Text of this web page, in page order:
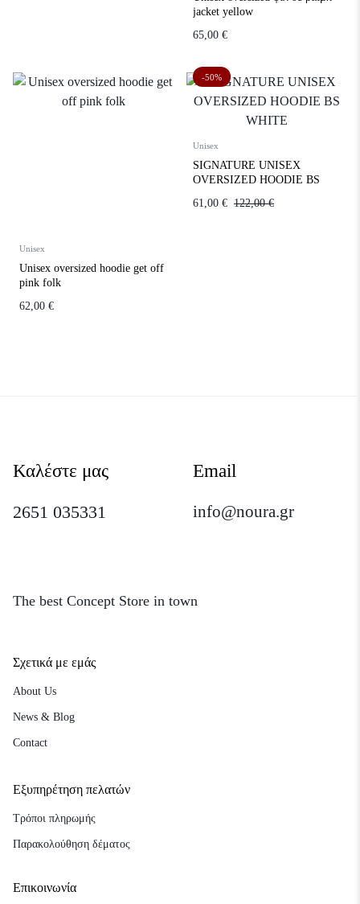
jacket yellow
65,00 €
Unisex
Unisex oversized hoodie get off
pink folk
62,00 €
-50%
Unisex
SIGNATURE UNISEX
OVERSIZED HOODIE BS
122,00€
61,00 €
Καλέστε μας
2651 035331
Email
info@noura.gr
The best Concept Store in town
Σχετικά με εμάς
About Us
News & Blog
Contact
Εξυπηρέτηση πελατών
Τρόποι πληρωμής
Παρακολούθηση δέματος
Επικοινωνία